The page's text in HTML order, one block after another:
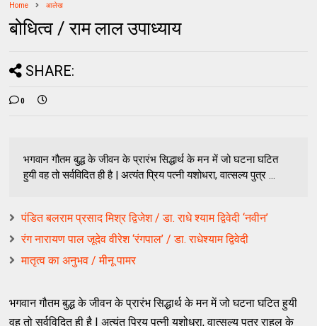
Home आलेख
बोधित्व / राम लाल उपाध्याय
SHARE:
0
भगवान गौतम बुद्ध के जीवन के प्रारंभ सिद्धार्थ के मन में जो घटना घटित
हुयी वह तो सर्वविदित ही है | अत्यंत प्रिय पत्नी यशोधरा, वात्सल्य पुत्र ...
पंडित बलराम प्रसाद मिश्र द्विजेश / डा. राधे श्याम द्विवेदी ‘नवीन’
रंग नारायण पाल जूदेव वीरेश ‘रंगपाल’ / डा. राधेश्याम द्विवेदी
मातृत्व का अनुभव / मीनू पामर
भगवान गौतम बुद्ध के जीवन के प्रारंभ सिद्धार्थ के मन में जो घटना घटित हुयी
वह तो सर्वविदित ही है | अत्यंत प्रिय पत्नी यशोधरा, वात्सल्य पुत्र राहुल के